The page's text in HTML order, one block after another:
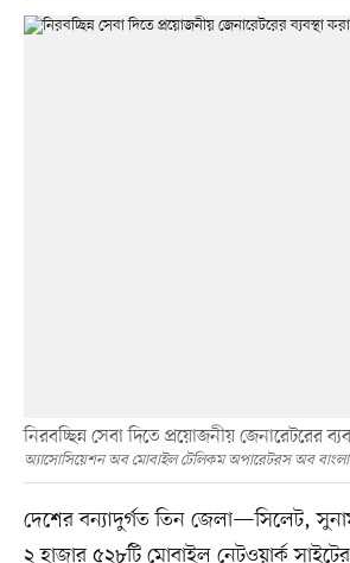
নিরবচ্ছিন্ন সেবা দিতে প্রয়োজনীয় জেনারেটরের
অ্যাসোসিয়েশন অব মোবাইল টেলিকম অপারেটরস অব
দেশের বন্যাদুর্গত তিন জেলা—সিলেট,
২ হাজার ৫২৮টি মোবাইল নেটওয়ার্ক